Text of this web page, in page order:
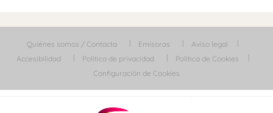
Quiénes somos / Contacta Emisoras
Aviso legal
Accesibilidad
Política de privacidad
Política de Cookies
Configuración de Cookies